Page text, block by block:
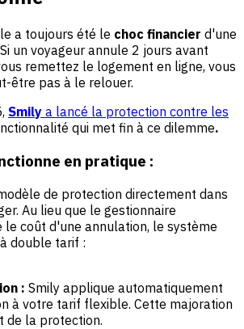
a toujours été le choc financier d'une
un voyageur annule 2 jours avant
remettez le logement en ligne, vous
être pas à le relouer.
Smily a lancé la protection contre les
qui met fin à ce dilemme.
en pratique :
de protection directement dans
Au lieu que le gestionnaire
coût d'une annulation, le système
double tarif :
: Smily applique automatiquement
à votre tarif flexible. Cette majoration
de la protection.